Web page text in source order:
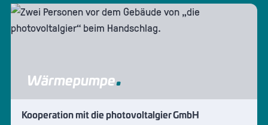
Wärmepumpe
Kooperation mit die photovoltalgier GmbH